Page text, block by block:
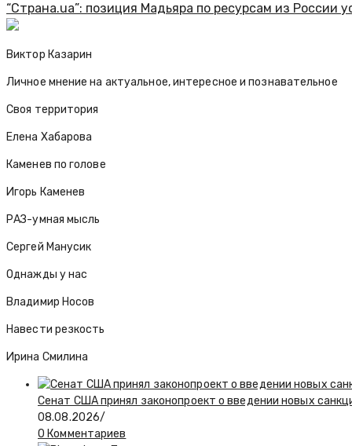
“Страна.ua”: позиция Мадьяра по ресурсам из России
Виктор Казарин
Личное мнение на актуальное, интересное и познавательное
Своя территория
Елена Хабарова
Каменев по голове
Игорь Каменев
РАЗ-умная мысль
Сергей Манусик
Однажды у нас
Владимир Носов
Навести резкость
Ирина Смилина
Сенат США принял законопроект о введении новых
08.08.2026/
0 Комментариев